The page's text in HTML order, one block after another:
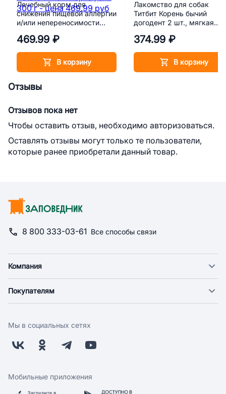
Лечебный корм для
снижения пищевой аллергии
и/или непереносимости
питательных веществ
Hypoallergenic Duck & Potato
Утка и картофель 300 г
469.99 ₽
В корзину
Лакомство для собак
Титбит Корень бычий
догодент 2 шт., мягкая
374.99 ₽
В корзину
Отзывы
Отзывов пока нет
Чтобы оставить отзыв, необходимо авторизоваться.
Оставлять отзывы могут только те пользователи,
которые ранее приобретали данный товар.
8 800 333-03-61 Все способы связи
Компания
Новости
Поставщикам
Заводчикам
Обратная связь
Покупателям
Оплата
Бонусная программа
Скидки и акции
Мы в социальных сетях
Мобильные приложения